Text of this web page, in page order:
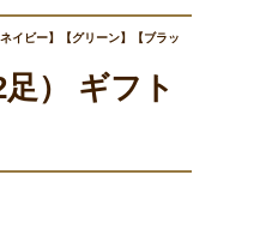
イビー】【グリーン】【ブラッ
） ギフト